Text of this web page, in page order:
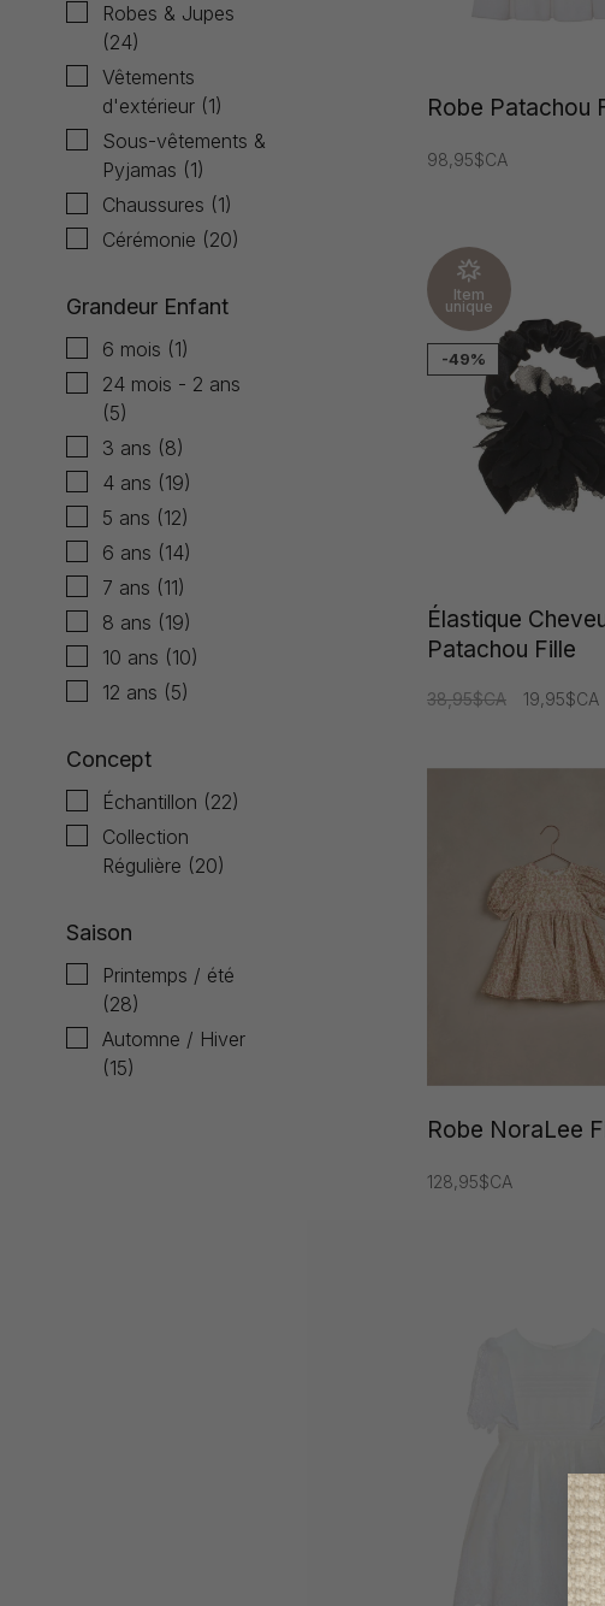
Robes & Jupes
(24)
Vêtements
d'extérieur (1)
Sous-vêtements &
Pyjamas (1)
Chaussures (1)
Cérémonie (20)
Grandeur Enfant
6 mois (1)
24 mois - 2 ans
(5)
3 ans (8)
4 ans (19)
5 ans (12)
6 ans (14)
7 ans (11)
8 ans (19)
10 ans (10)
12 ans (5)
Concept
Échantillon (22)
Collection
Régulière (20)
Saison
Printemps / été
(28)
Automne / Hiver
(15)
Robe Patachou
98,95$CA
Item
unique
-49%
Élastique
Patachou Fille
38,95$CA 19,95$CA
Robe NoraLee
128,95$CA